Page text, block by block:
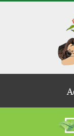
Aller au contenu
Main